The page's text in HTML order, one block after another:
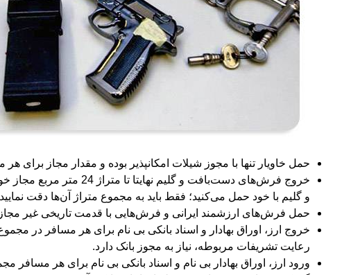
حمل خاویار تنها با مجوز شیلات امکانپذیر بوده و مقدار مجاز برای هر مسافر
خروج فرش‌های دست‌بافت
و گلیم با خود حمل می‌کنید؛ فقط باید به مجموع متراژ آن‌ها دقت نمایید که بیشتر از
حمل فرش‌های ارزشمند ایرانی و فرش‌هایی با قدمت تاریخی غیر
رعایت تشریفات مربوطه، نیاز به مجوز بانک دارد.